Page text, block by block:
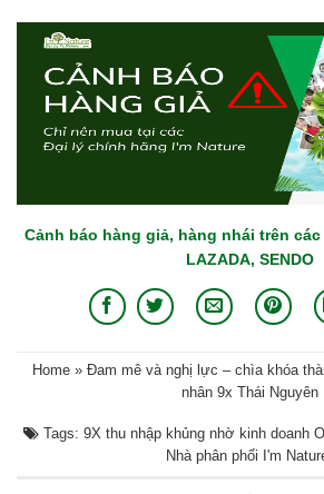
Cảnh báo hàng giả, hàng nhái trên các
LAZADA, SENDO
Home» Đam mê và nghị lực – chìa khóa
nhân 9x Thái Nguyên
Tags: 9X thu nhập khủng nhờ kinh doanh
Nhà phân phối I'm